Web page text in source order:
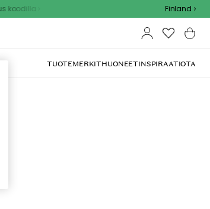
koodilla Finland
TUOTEMERKITHUONEETINSPIRAATIOTA